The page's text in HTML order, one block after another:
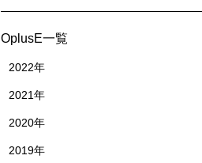
OplusE一覧
2022年
2021年
2020年
2019年